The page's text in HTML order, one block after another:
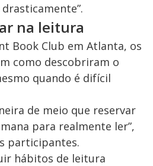
na leitura
Book Club em Atlanta, os
como descobriram o
quando é difícil
de meio que reservar
para realmente ler”,
participantes.
hábitos de leitura